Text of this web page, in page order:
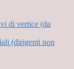
di vertice (da
(dirigenti non